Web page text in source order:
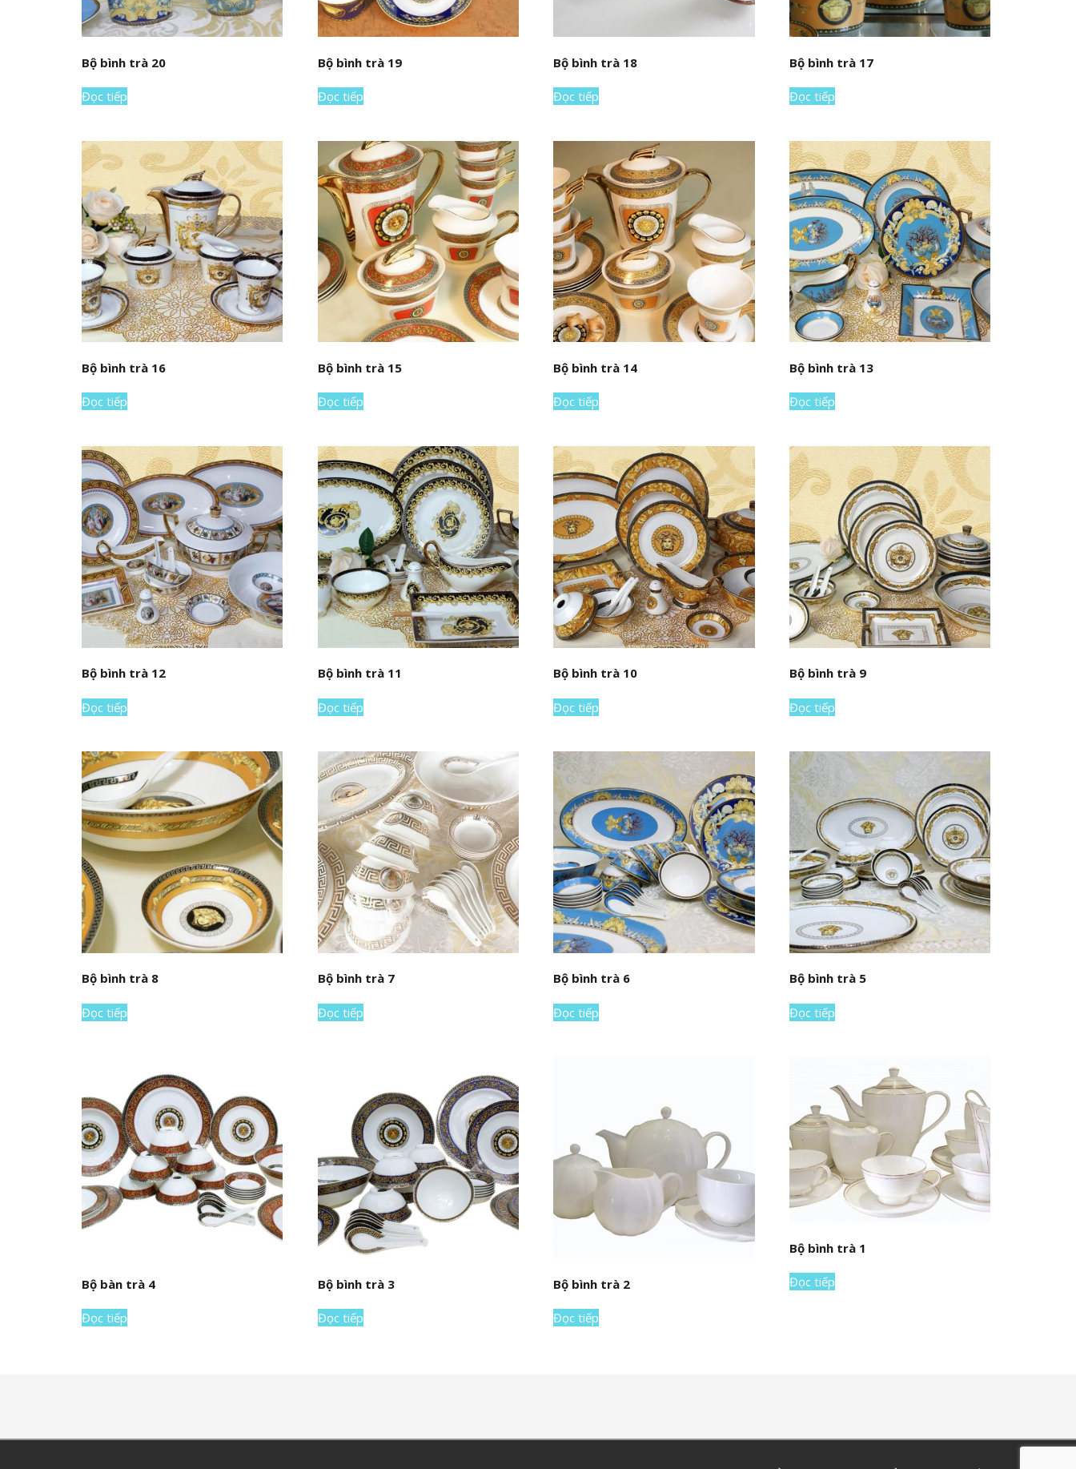
Bộ bình trà 20
Đọc tiếp
Bộ bình trà 19
Đọc tiếp
Bộ bình trà 18
Đọc tiếp
Bộ bình trà 17
Đọc tiếp
Bộ bình trà 16
Đọc tiếp
Bộ bình trà 15
Đọc tiếp
Bộ bình trà 14
Đọc tiếp
Bộ bình trà 13
Đọc tiếp
Bộ bình trà 12
Đọc tiếp
Bộ bình trà 11
Đọc tiếp
Bộ bình trà 10
Đọc tiếp
Bộ bình trà 9
Đọc tiếp
Bộ bình trà 8
Đọc tiếp
Bộ bình trà 7
Đọc tiếp
Bộ bình trà 6
Đọc tiếp
Bộ bình trà 5
Đọc tiếp
Bộ bàn trà 4
Đọc tiếp
Bộ bình trà 3
Đọc tiếp
Bộ bình trà 2
Đọc tiếp
Bộ bình trà 1
Đọc tiếp